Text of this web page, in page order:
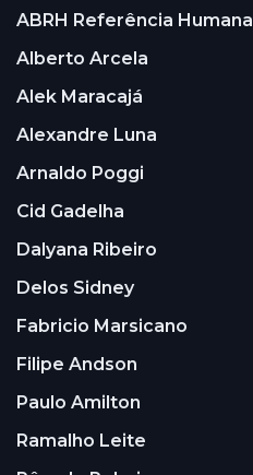
ABRH Referência Humana
Alberto Arcela
Alek Maracajá
Alexandre Luna
Arnaldo Poggi
Cid Gadelha
Dalyana Ribeiro
Delos Sidney
Fabricio Marsicano
Filipe Andson
Paulo Amilton
Ramalho Leite